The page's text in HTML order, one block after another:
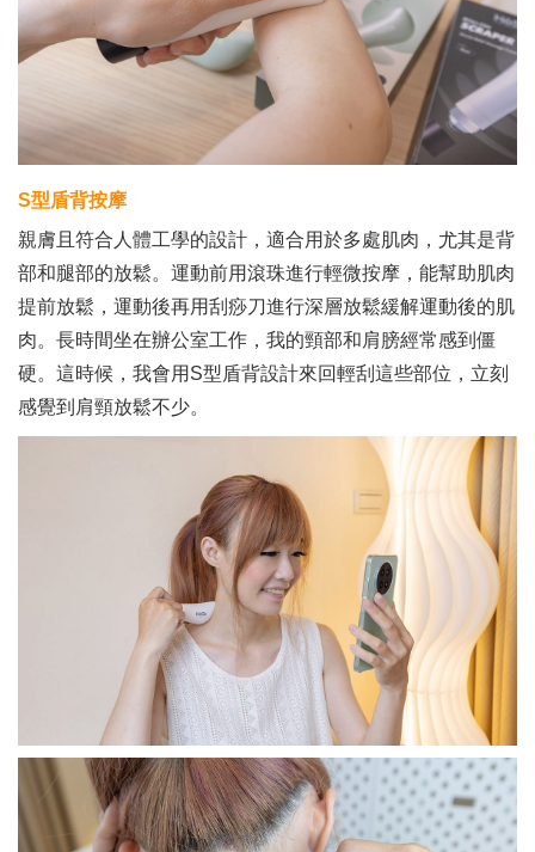
S型盾背按摩
親膚且符合人體工學的設計，適合用於多處肌肉，尤其是背
部和腿部的放鬆。​運動前用滾珠進行輕微按摩，能幫助肌肉
提前放鬆，運動後再用刮痧刀進行深層放鬆緩解運動後的肌
肉。長時間坐在辦公室工作，我的頸部和肩膀經常感到僵
硬。這時候，我會用S型盾背設計來回輕刮這些部位，立刻
感覺到肩頸放鬆不少。